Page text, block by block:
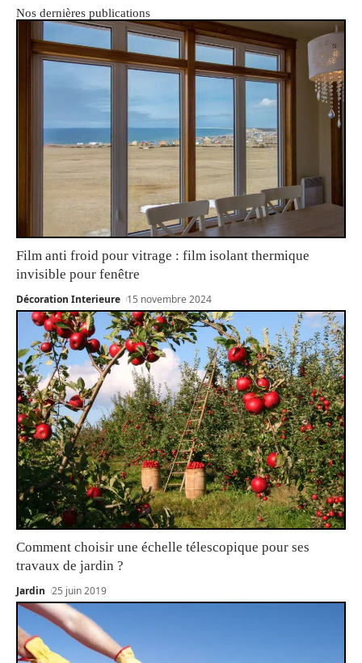
Nos dernières publications
Film anti froid pour vitrage : film isolant thermique
invisible pour fenêtre
Décoration Interieure 15 novembre 2024
Comment choisir une échelle télescopique pour ses
travaux de jardin ?
Jardin 25 juin 2019